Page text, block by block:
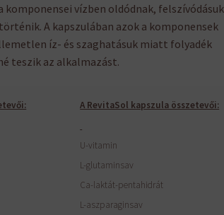
vízben oldódnak,
A kapszulában azok a komponensek
íz- és szaghatásuk miatt folyadék
teszik az alkalmazást.
A RevitaSol kapszula összetevői:
U-vitamin
L-glutaminsav
Ca-laktát-pentahidrát
L-aszparaginsav